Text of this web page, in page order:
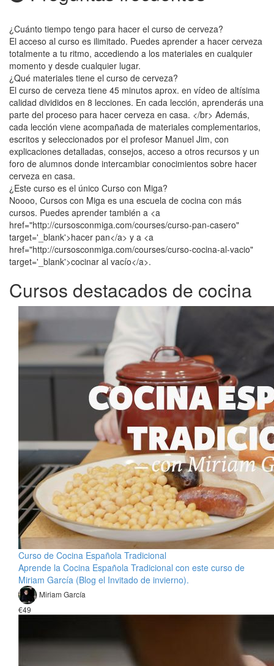
¿Cuánto tiempo tengo para hacer el curso de cerveza?
El acceso al curso es ilimitado. Puedes aprender a hacer cerveza
totalmente a tu ritmo, accediendo a los materiales en cualquier
momento y desde cualquier lugar.
¿Qué materiales tiene el curso de cerveza?
El curso de cerveza tiene 45 minutos aprox. en vídeo de altísima
calidad divididos en 8 lecciones. En cada lección, aprenderás una
parte del proceso para hacer cerveza en casa. </br> Además,
cada lección viene acompañada de materiales complementarios,
escritos y seleccionados por el profesor Manuel Jim, con
explicaciones detalladas, consejos, acceso a otros recursos y un
foro de alumnos donde intercambiar conocimientos sobre hacer
cerveza en casa.
¿Este curso es el único Curso con Miga?
Noooo, Cursos con Miga es una escuela de cocina con más
cursos. Puedes aprender también a <a
href="http://cursosconmiga.com/courses/curso-pan-casero"
target='_blank'>hacer pan</a> y a <a
href="http://cursosconmiga.com/courses/curso-cocina-al-vacio"
target='_blank'>cocinar al vacío</a>.
Cursos destacados de cocina
Curso de Cocina Española Tradicional
Aprende la Cocina Española Tradicional con este curso de
Miriam García (Blog el Invitado de invierno).
Miriam García
€49